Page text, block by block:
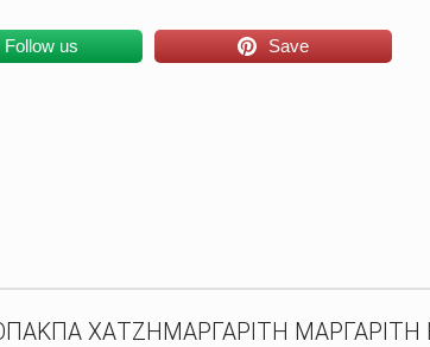
Follow us Save
ΧΑΤΖΗΜΑΡΓΑΡΙΤΗ